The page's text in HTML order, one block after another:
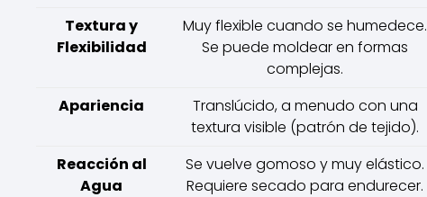
Textura y
Flexibilidad
Muy flexible cuando se humedece.
Se puede moldear en formas
complejas.
Apariencia
Translúcido, a menudo con una
textura visible (patrón de tejido).
Reacción al
Agua
Se vuelve gomoso y muy elástico.
Requiere secado para endurecer.